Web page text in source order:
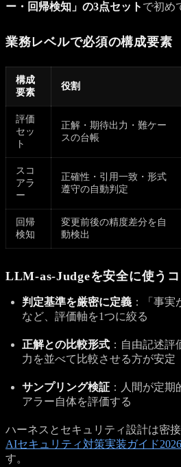
ー・回帰検知」の3点セット で初め
業務レベルで必須の構成要素
構成
要素
役割
評価
セッ
ト
正解・期待出力・難ケー
スの台帳
スコ
アラ
ー
正確性・引用一致・形式
遵守の自動判定
回帰
検知
変更前後の精度差分を自
動検出
LLM-as-Judgeを安全に使う
判定基準を厳密に定義 ：「事実
など、評価軸を1つに絞る
正解との比較形式 ：自由記述
力を並べて比較させる方が安定
サンプリング検証 ：人間が定期
アラー自体を評価する
ハーネスとセキュリティ設計は密
AIセキュリティ対策実装ガイド2026
す。